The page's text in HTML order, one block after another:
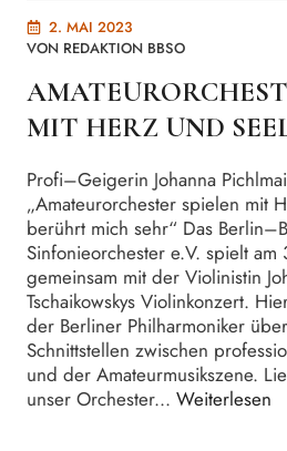
2. MAI 2023
VON REDAKTION BBSO
MIT HERZ UND
Profi–Geigerin Johanna
„Amateurorchester spielen mit
berührt mich sehr“ Das
Sinfonieorchester e.V. spielt
gemeinsam mit der Violinistin
Tschaikowskys Violinkonzert.
der Berliner Philharmoniker
Schnittstellen zwischen
und der Amateurmusikszene.
unser Orchester... Weiterlesen